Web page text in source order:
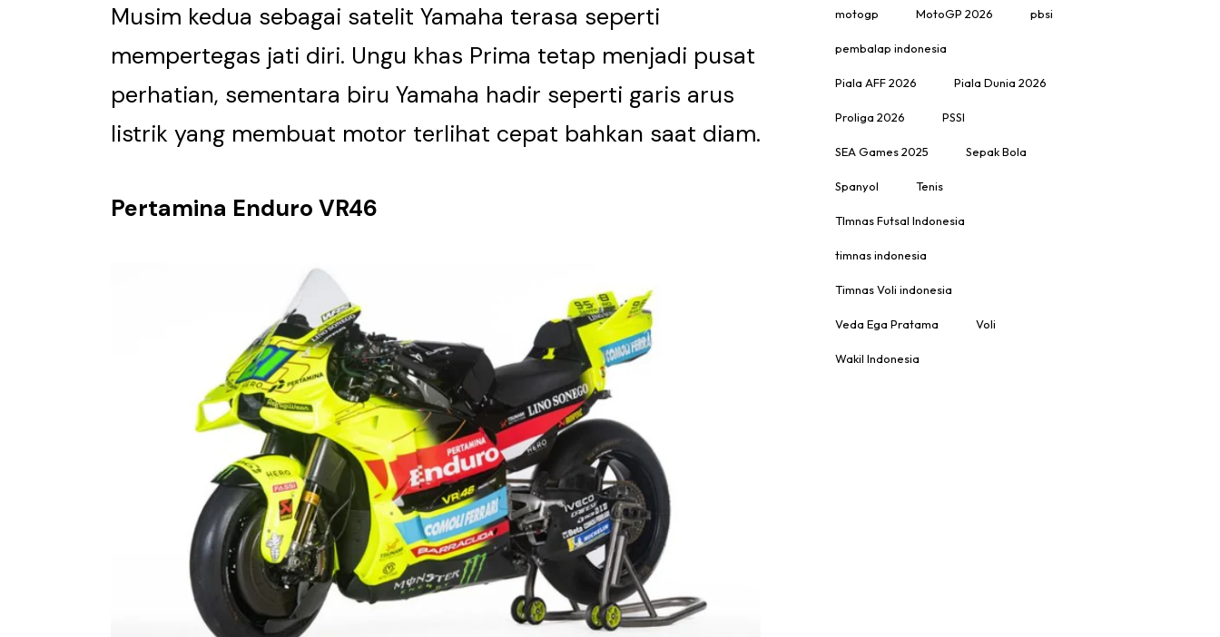
Musim kedua sebagai satelit Yamaha terasa seperti
mempertegas jati diri. Ungu khas Prima tetap menjadi pusat
perhatian, sementara biru Yamaha hadir seperti garis arus
listrik yang membuat motor terlihat cepat bahkan saat diam.
Pertamina Enduro VR46
motogp MotoGP 2026 pbsi
pembalap indonesia
Piala AFF 2026 Piala Dunia 2026
Proliga 2026 PSSI
SEA Games 2025 Sepak Bola
Spanyol Tenis
TImnas Futsal Indonesia
timnas indonesia
Timnas Voli indonesia
Veda Ega Pratama Voli
Wakil Indonesia